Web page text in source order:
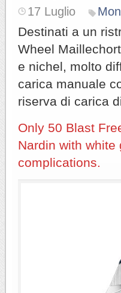
17 Luglio
Destinati a un
Wheel
e nichel, molto
carica manuale
riserva di carica
Only 50 Blast
Nardin with
complications.